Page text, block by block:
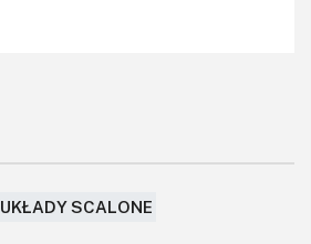
UKŁADY SCALONE